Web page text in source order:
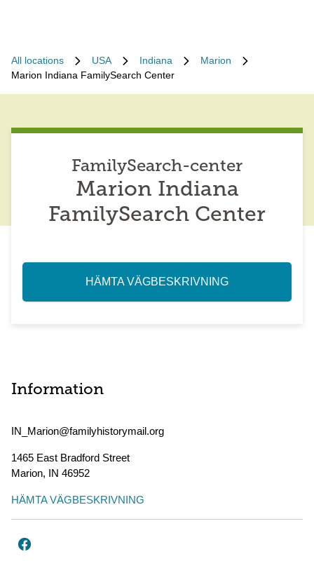
All locations USA Indiana
Marion
Marion Indiana FamilySearch Center
FamilySearch-center
Marion Indiana
FamilySearch Center
HÄMTA VÄGBESKRIVNING
Information
IN_Marion@familyhistorymail.org
1465 East Bradford Street
Marion, IN 46952
HÄMTA VÄGBESKRIVNING